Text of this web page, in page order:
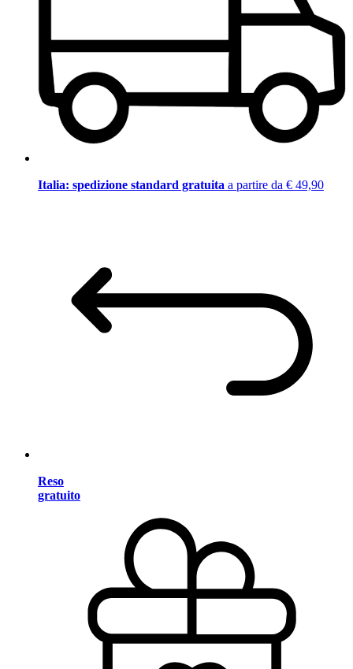
Italia: spedizione standard gratuita a partire da € 49,90
Reso
gratuito